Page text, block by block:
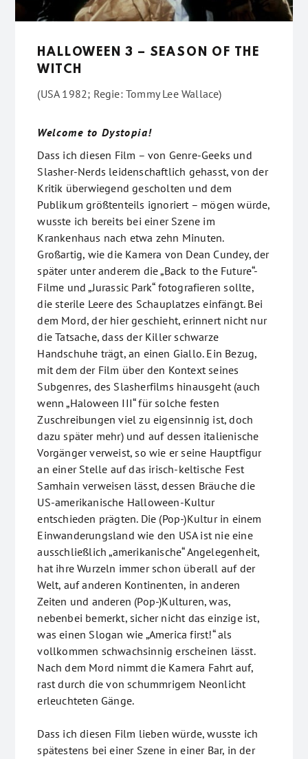
HALLOWEEN 3 – SEASON OF THE
WITCH
(USA 1982; Regie: Tommy Lee Wallace)
Welcome to Dystopia!
Dass ich diesen Film – von Genre-Geeks und
Slasher-Nerds leidenschaftlich gehasst, von der
Kritik überwiegend gescholten und dem
Publikum größtenteils ignoriert – mögen würde,
wusste ich bereits bei einer Szene im
Krankenhaus nach etwa zehn Minuten.
Großartig, wie die Kamera von Dean Cundey, der
später unter anderem die „Back to the Future“-
Filme und „Jurassic Park“ fotografieren sollte,
die sterile Leere des Schauplatzes einfängt. Bei
dem Mord, der hier geschieht, erinnert nicht nur
die Tatsache, dass der Killer schwarze
Handschuhe trägt, an einen Giallo. Ein Bezug,
mit dem der Film über den Kontext seines
Subgenres, des Slasherfilms hinausgeht (auch
wenn „Haloween III“ für solche festen
Zuschreibungen viel zu eigensinnig ist, doch
dazu später mehr) und auf dessen italienische
Vorgänger verweist, so wie er seine Hauptfigur
an einer Stelle auf das irisch-keltische Fest
Samhain verweisen lässt, dessen Bräuche die
US-amerikanische Halloween-Kultur
entschieden prägten. Die (Pop-)Kultur in einem
Einwanderungsland wie den USA ist nie eine
ausschließlich „amerikanische“ Angelegenheit,
hat ihre Wurzeln immer schon überall auf der
Welt, auf anderen Kontinenten, in anderen
Zeiten und anderen (Pop-)Kulturen, was,
nebenbei bemerkt, sicher nicht das einzige ist,
was einen Slogan wie „America first!“ als
vollkommen schwachsinnig erscheinen lässt.
Nach dem Mord nimmt die Kamera Fahrt auf,
rast durch die von schummrigem Neonlicht
erleuchteten Gänge.
Dass ich diesen Film lieben würde, wusste ich
spätestens bei einer Szene in einer Bar, in der